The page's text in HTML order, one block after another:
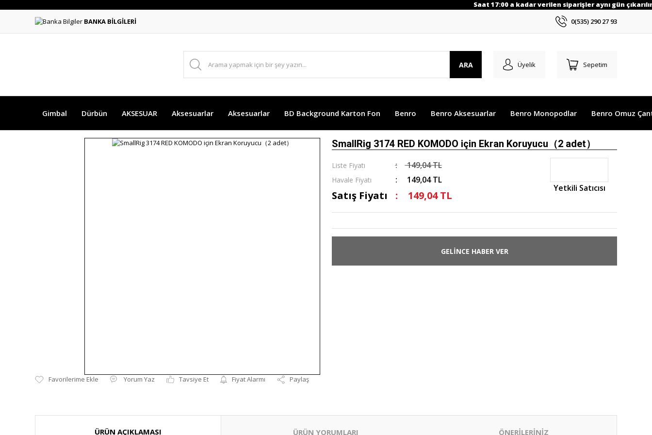
Saat 17:00 a kadar verilen siparişler aynı gün
BANKA BİLGİLERİ
0(535) 290 27 93
ARA Üyelik Sepetim
Gimbal Dürbün AKSESUAR Aksesuarlar Aksesuarlar BD Background Karton Fon Benro Benro Aksesuarlar Benro Monopodlar Benro Omuz
Yorum Yaz Tavsiye Et Fiyat Alarmı Paylaş
SmallRig 3174 RED KOMODO için Ekran Koruyucu（2 adet）
Liste Fiyatı 149,04 TL
Havale Fiyatı 149,04 TL
Satış Fiyatı 149,04 TL
Yetkili Satıcısı
GELİNCE HABER VER
ÜRÜN AÇIKLAMASI ÜRÜN YORUMLARI ÖNERİLERİNİZ